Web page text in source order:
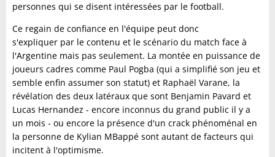
personnes qui se disent intéressées par le football.
Ce regain de confiance en l'équipe peut donc
s'expliquer par le contenu et le scénario du match face à
l'Argentine mais pas seulement. La montée en puissance de
joueurs cadres comme Paul Pogba (qui a simplifié son jeu et
semble enfin assumer son statut) et Raphaël Varane, la
révélation des deux latéraux que sont Benjamin Pavard et
Lucas Hernandez - encore inconnus du grand public il y a
un mois - ou encore la présence d'un crack phénoménal en
la personne de Kylian MBappé sont autant de facteurs qui
incitent à l'optimisme.